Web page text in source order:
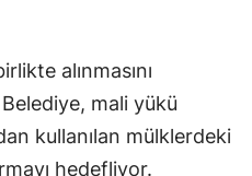
alınmasını
mali yükü
kullanılan mülklerdeki
hedefliyor.